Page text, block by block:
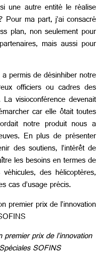
une autre entité le réalise
ma part, j’ai consacré
plan, non seulement pour
mais aussi pour
permis de désinhiber notre
officiers ou cadres des
visioconférence devenait
car elle ôtait toutes
notre produit nous a
En plus de présenter
des soutiens, l’intérêt de
les besoins en termes de
des hélicoptères,
cas d’usage précis.
prix de l’innovation
SOFINS